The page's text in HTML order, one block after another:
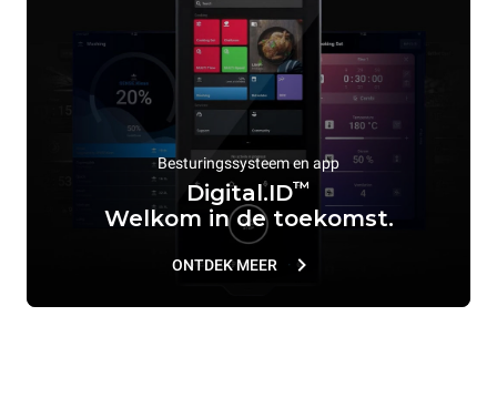
Besturingssysteem en app
Digital.ID™
Welkom in de toekomst.
ONTDEK MEER